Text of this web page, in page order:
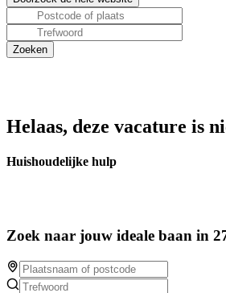
Helaas, deze vacature is
Huishoudelijke hulp
Zoek naar jouw ideale baan in